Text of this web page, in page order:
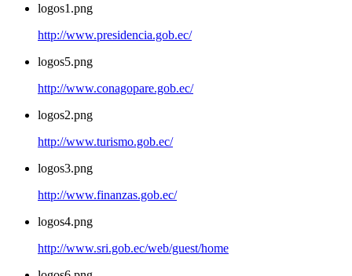
logos1.png
http://www.presidencia.gob.ec/
logos5.png
http://www.conagopare.gob.ec/
logos2.png
http://www.turismo.gob.ec/
logos3.png
http://www.finanzas.gob.ec/
logos4.png
http://www.sri.gob.ec/web/guest/home